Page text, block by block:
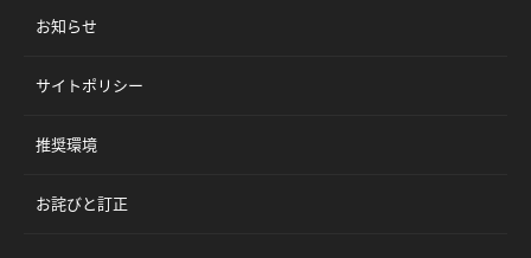
お知らせ
サイトポリシー
推奨環境
お詫びと訂正